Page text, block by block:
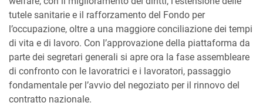
tutele sanitarie e il rafforzamento del Fondo per
l’occupazione, oltre a una maggiore conciliazione dei tempi
di vita e di lavoro. Con l’approvazione della piattaforma da
parte dei segretari generali si apre ora la fase assembleare
di confronto con le lavoratrici e i lavoratori, passaggio
fondamentale per l’avvio del negoziato per il rinnovo del
contratto nazionale.